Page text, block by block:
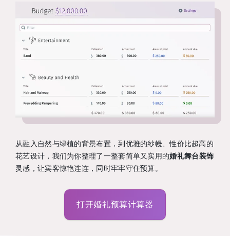
从融入自然与绿植的背景布置，到优雅的纱幔、性价比超高的
花艺设计，我们为你整理了一整套简单又实用的婚礼舞台装饰
灵感，让宾客惊艳连连，同时牢牢守住预算。
打开婚礼预算计算器